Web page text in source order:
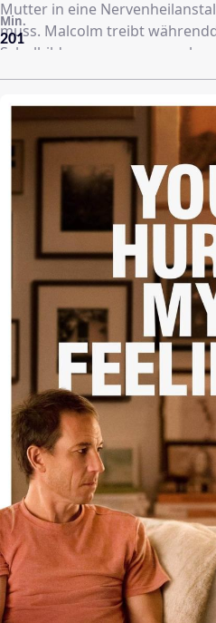
Mutter in eine
muss. Malcolm treibt
Schulbildung voran, muss aber
den USA zu seiner Zeit
die schiefe Bahn und taucht in
Als er daraufhin verhaftet wird
innerlichen Wandeln während
Islam kennen und legt seinen
und nennt sich nun Malcolm
treibt er eine neue
201
Min.